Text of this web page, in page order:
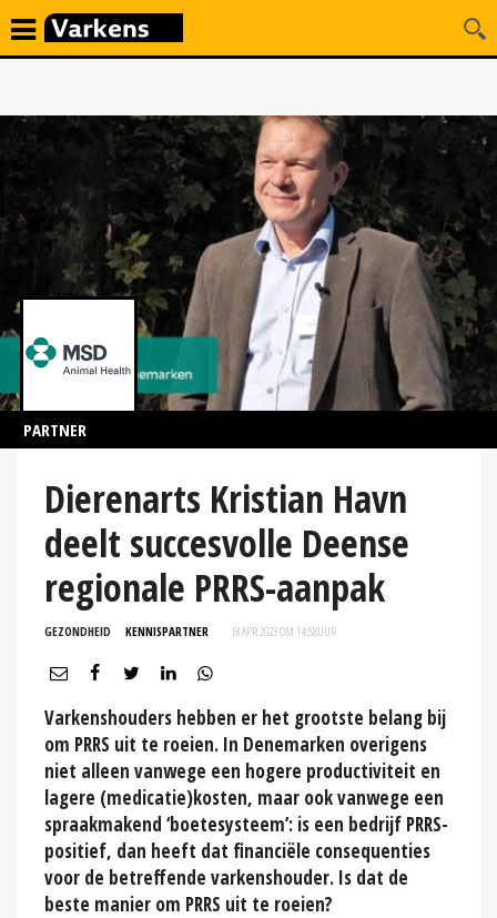
PARTNER
Dierenarts Kristian Havn
deelt succesvolle Deense
regionale PRRS-aanpak
GEZONDHEID KENNISPARTNER 18 APR 2023 OM 14:58UUR
Varkenshouders hebben er het grootste belang bij
om PRRS uit te roeien. In Denemarken overigens
niet alleen vanwege een hogere productiviteit en
lagere (medicatie)kosten, maar ook vanwege een
spraakmakend ‘boetesysteem’: is een bedrijf PRRS-
positief, dan heeft dat financiële consequenties
voor de betreffende varkenshouder. Is dat de
beste manier om PRRS uit te roeien?